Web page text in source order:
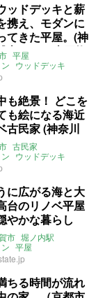
ッドデッキと薪
携え、モダンに
てきた平屋。(神
市55㎡の売買物
平屋
ウッドデッキ
買
も絶景！ どこを
も絵になる海近
古民家 (神奈川
㎡の売買物件)
古民家
ウッドデッキ
に広がる海と大
台のリノベ平屋
やかな暮らし
須賀市45㎡の
市 堀ノ内駅
平屋
ー
高台
ペット可
みく 賃貸
ちる時間が流れ